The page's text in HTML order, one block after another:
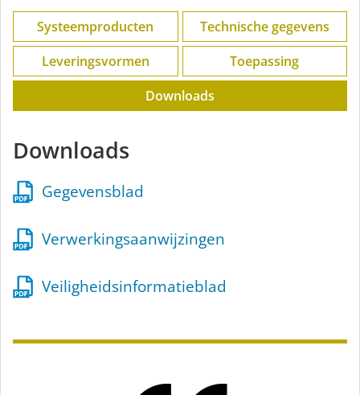
Systeemproducten
Technische gegevens
Leveringsvormen
Toepassing
Downloads
Downloads
Gegevensblad
Verwerkingsaanwijzingen
Veiligheidsinformatieblad